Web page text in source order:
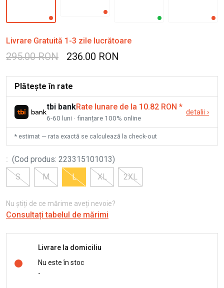
Livrare Gratuită 1-3 zile lucrătoare
295.00 RON 236.00 RON
Plătește în rate
tbi bankRate lunare de la 10.82 RON *
6-60 luni · finanțare 100% online
detalii ›
* estimat — rata exactă se calculează la check-out
: (Cod produs: 223315101013)
S
M L XL 2XL
Nu știți de ce mărime aveți nevoie?
Consultați tabelul de mărimi
Livrare la domiciliu
Nu este în stoc
-